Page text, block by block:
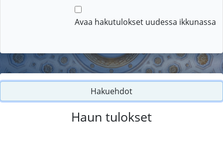
Avaa hakutulokset uudessa ikkunassa
Hakuehdot
Haun tulokset